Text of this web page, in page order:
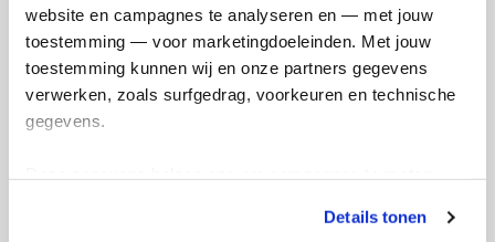
website en campagnes te analyseren en — met jouw
toestemming — voor marketingdoeleinden. Met jouw
toestemming kunnen wij en onze partners gegevens
verwerken, zoals surfgedrag, voorkeuren en technische
gegevens.
tonen. Je kunt je toestemming op elk moment wijzigen of
Details tonen
Kidsrun rennen
zaterdag 11 april 2026